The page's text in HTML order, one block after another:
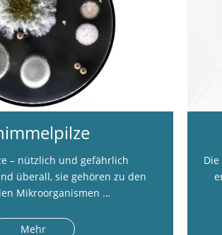
– nützlich und gefährlich
überall, sie gehören zu den
Mikroorganismen …
Mehr